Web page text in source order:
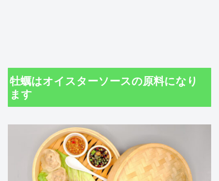
牡蠣はオイスターソースの原料になり
ます